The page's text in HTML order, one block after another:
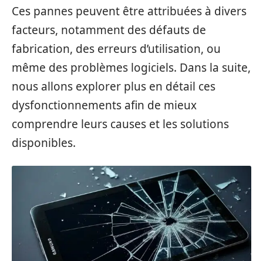
Ces pannes peuvent être attribuées à divers
facteurs, notamment des défauts de
fabrication, des erreurs d’utilisation, ou
même des problèmes logiciels. Dans la suite,
nous allons explorer plus en détail ces
dysfonctionnements afin de mieux
comprendre leurs causes et les solutions
disponibles.